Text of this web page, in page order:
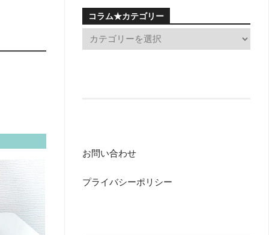
コラム★カテゴリー
お問い合わせ
プライバシーポリシー